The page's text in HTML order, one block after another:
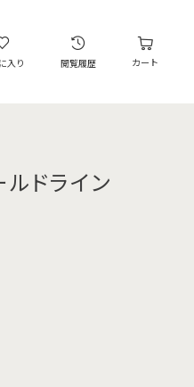
入り 閲覧履歴 カート
ドライン